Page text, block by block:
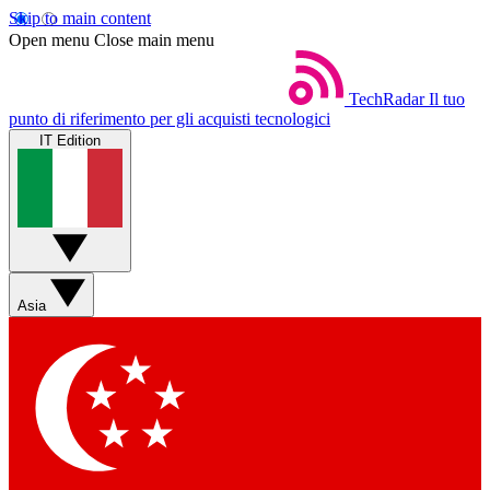
Skip to main content
Open menu Close main menu
TechRadar Il tuo
punto di riferimento per gli acquisti tecnologici
IT Edition
Asia